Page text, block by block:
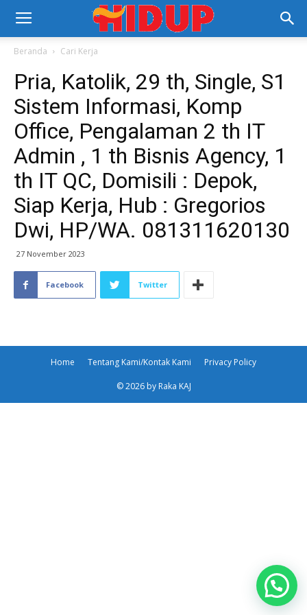
Beranda Cari Kerja
Pria, Katolik, 29 th, Single, S1
Sistem Informasi, Komp
Office, Pengalaman 2 th IT
Admin , 1 th Bisnis Agency, 1
th IT QC, Domisili : Depok,
Siap Kerja, Hub : Gregorios
Dwi, HP/WA. 081311620130
27 November 2023
Facebook Twitter
Home Tentang Kami/Kontak Kami Privacy Policy
© 2026 by Raka KAJ